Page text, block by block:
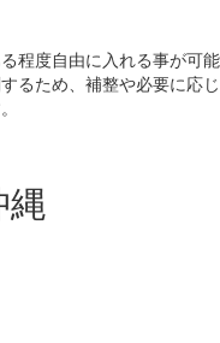
程度自由に入れる事が可能
るため、補整や必要に応じ